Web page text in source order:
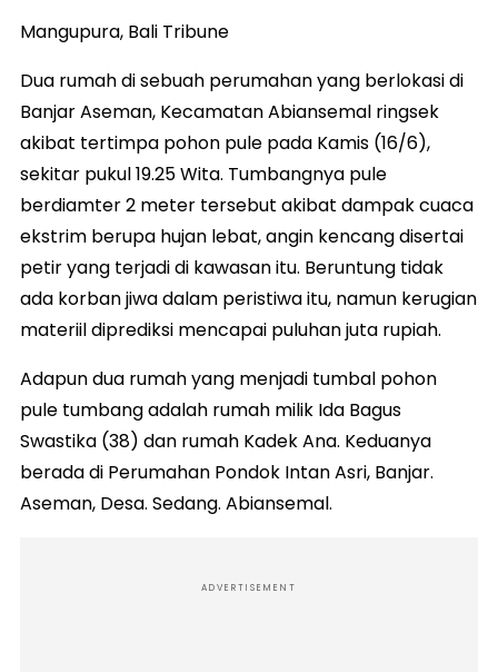
Mangupura, Bali Tribune
Dua rumah di sebuah perumahan yang berlokasi di
Banjar Aseman, Kecamatan Abiansemal ringsek
akibat tertimpa pohon pule pada Kamis (16/6),
sekitar pukul 19.25 Wita. Tumbangnya pule
berdiamter 2 meter tersebut akibat dampak cuaca
ekstrim berupa hujan lebat, angin kencang disertai
petir yang terjadi di kawasan itu. Beruntung tidak
ada korban jiwa dalam peristiwa itu, namun kerugian
materiil diprediksi mencapai puluhan juta rupiah.
Adapun dua rumah yang menjadi tumbal pohon
pule tumbang adalah rumah milik Ida Bagus
Swastika (38) dan rumah Kadek Ana. Keduanya
berada di Perumahan Pondok Intan Asri, Banjar.
Aseman, Desa. Sedang. Abiansemal.
ADVERTISEMENT